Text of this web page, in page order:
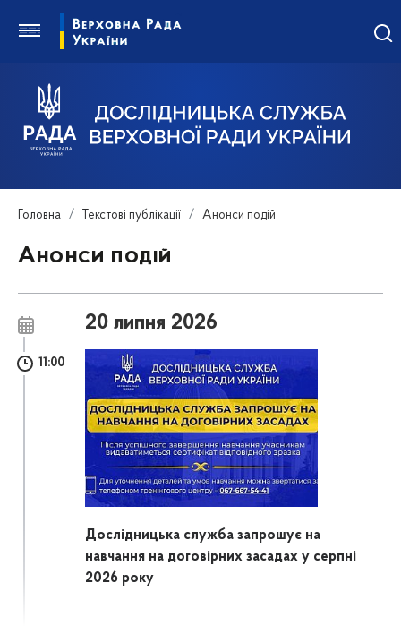
Головна Текстові публікації Анонси подій
Анонси подій
20 липня 2026
11:00
Дослідницька служба запрошує на
навчання на договірних засадах у серпні
2026 року